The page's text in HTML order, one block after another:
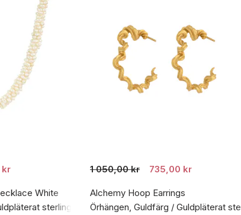
kr
White
sterlingsilver 925
1 050,00 kr 735,00 kr
Alchemy Hoop Earrings
Örhängen, Guldfärg / Guldpläterat